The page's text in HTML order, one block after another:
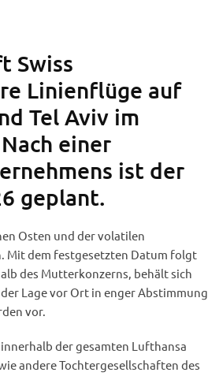
Swiss
Linienflüge auf
Tel Aviv im
einer
ist der
geplant.
Osten und der volatilen
Mit dem festgesetzten Datum folgt
des Mutterkonzerns, behält sich
Lage vor Ort in enger Abstimmung
vor.
der gesamten Lufthansa
andere Tochtergesellschaften des